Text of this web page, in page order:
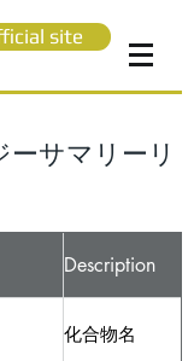
site
サマリーリ
Description
化合物名